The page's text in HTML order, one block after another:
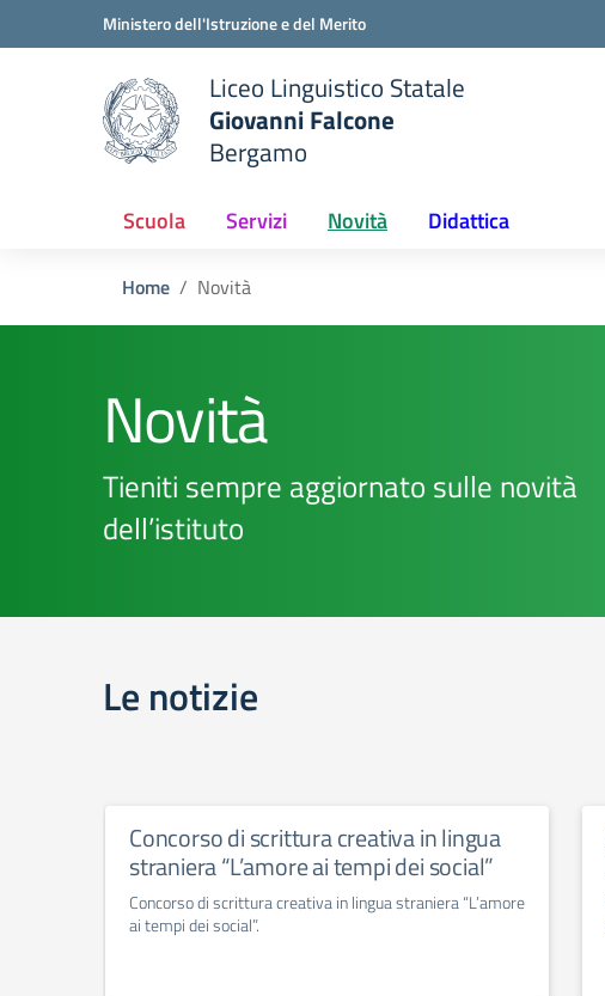
Vai ai contenuti
Vai al menu di navigazioneMinistero dell'Istruzione e del Merito
scuola
Liceo Linguistico Statale
Giovanni Falcone
Bergamo
Scuola Servizi Novità Didattica
Home Novità
Novità
Tieniti sempre aggiornato sulle novità
dell’istituto
Le notizie
Concorso di scrittura creativa in lingua
straniera “L’amore ai tempi dei social”
Concorso di scrittura creativa in lingua straniera “L’amore
ai tempi dei social”.